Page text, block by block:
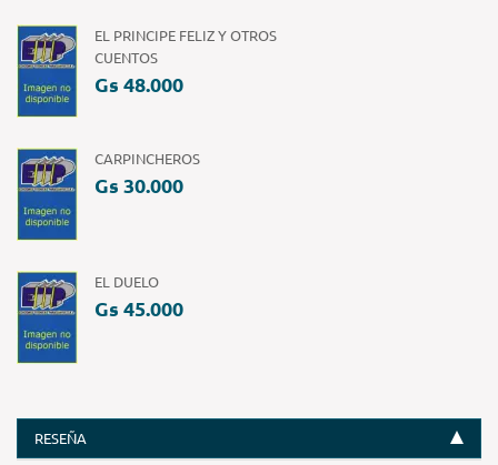
EL PRINCIPE FELIZ Y OTROS
CUENTOS
Gs 48.000
CARPINCHEROS
Gs 30.000
EL DUELO
Gs 45.000
RESEÑA